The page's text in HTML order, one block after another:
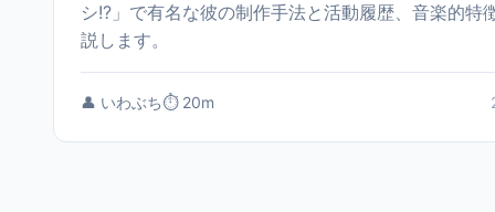
シ!?」で有名な彼の制作手法と活動履歴、音楽的特
説します。
👤 いわぶち⏱️ 20m